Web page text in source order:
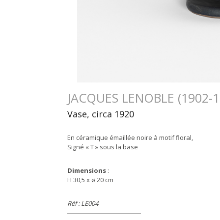
JACQUES LENOBLE (1902-
Vase, circa 1920
En céramique émaillée noire à motif floral,
Signé « T » sous la base
Dimensions :
H 30,5 x ø 20 cm
Réf : LE004